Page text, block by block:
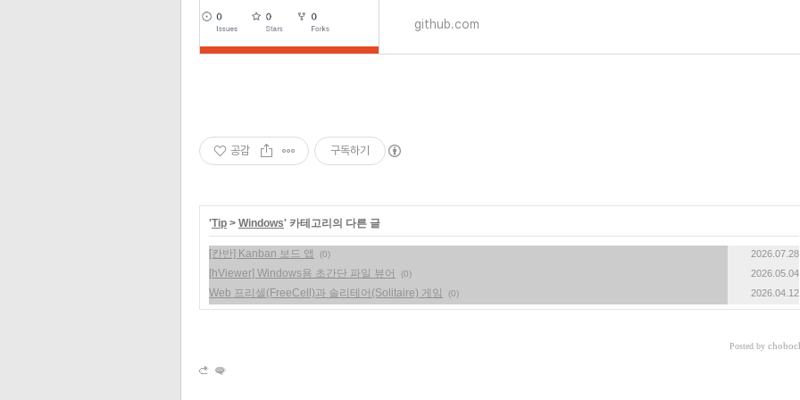
github.com
공감 구독하기
'Tip > Windows' 카테고리의 다른 글
[칸반] Kanban 보드 앱 (0) 2026.07.28
[hViewer] Windows용 초간단 파일 뷰어 (0) 2026.05.04
Web 프리셀(FreeCell)과 솔리테어(Solitaire) 게임 (0) 2026.04.12
Posted by